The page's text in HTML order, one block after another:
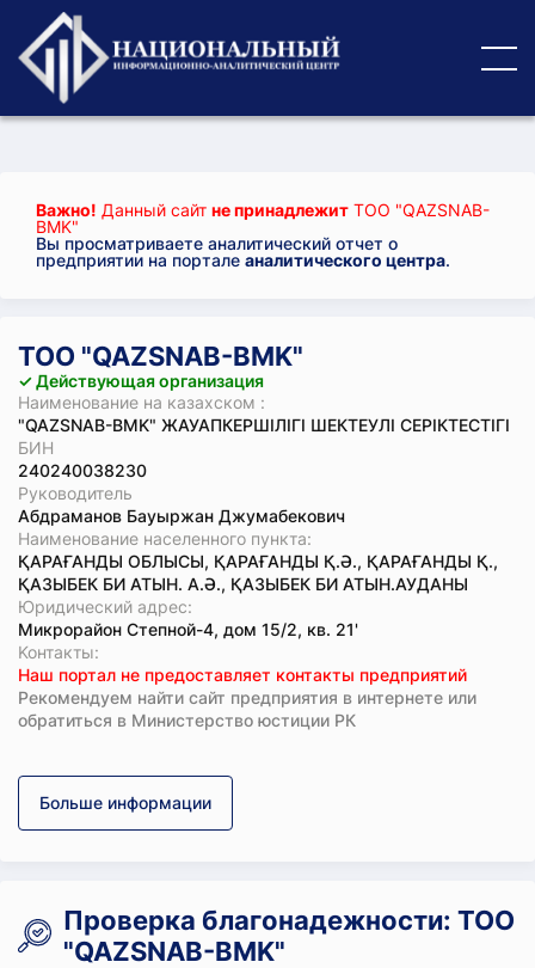
Важно! Данный сайт не принадлежит ТОО "QAZSNAB-
BMK"
Вы просматриваете аналитический отчет о
предприятии на портале аналитического центра.
ТОО "QAZSNAB-BMK"
✓ Действующая организация
Наименование на казахском :
"QAZSNAB-BMK" ЖАУАПКЕРШІЛІГІ ШЕКТЕУЛІ СЕРІКТЕСТІГІ
БИН
240240038230
Руководитель
Абдраманов Бауыржан Джумабекович
Наименование населенного пункта:
ҚАРАҒАНДЫ ОБЛЫСЫ, ҚАРАҒАНДЫ Қ.Ә., ҚАРАҒАНДЫ Қ.,
ҚАЗЫБЕК БИ АТЫН. А.Ә., ҚАЗЫБЕК БИ АТЫН.АУДАНЫ
Юридический адрес:
Микрорайон Степной-4, дом 15/2, кв. 21'
Koнтaкты:
Наш портал не предоставляет контакты предприятий
Рекомендуем найти сайт предприятия в интернете или
обратиться в Министерство юстиции РК
Больше информации
Проверка благонадежности: ТОО
"QAZSNAB-BMK"